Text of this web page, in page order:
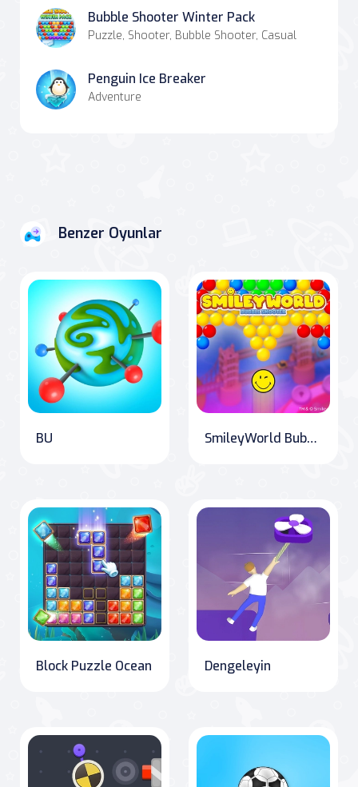
Bubble Shooter Winter Pack
Puzzle, Shooter, Bubble Shooter, Casual
Penguin Ice Breaker
Adventure
Benzer Oyunlar
BU SmileyWorld Bubble Blast
Block Puzzle Ocean Dengeleyin